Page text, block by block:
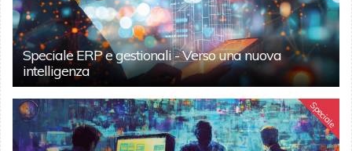
Speciale ERP e gestionali - Verso una nuova
intelligenza
Speciale